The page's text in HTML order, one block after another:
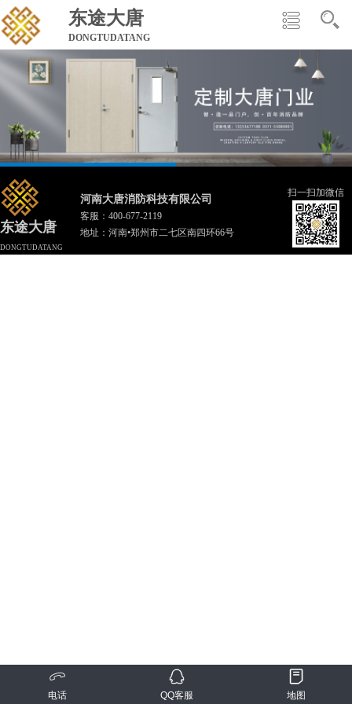
东途大唐
DONGTUDATANG
东途大唐
DONGTUDATANG
河南大唐消防科技有限公司
客服： 400-677-2119
地址：河南•郑州市二七区南四环66号
扫一扫加微信
电话 QQ客服 地图